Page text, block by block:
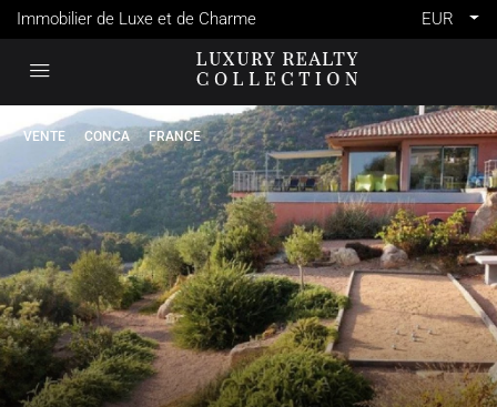
Immobilier de Luxe et de Charme EUR
VENTE CONCA FRANCE